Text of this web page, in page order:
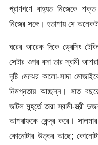
প্রাণপণে বাহ্যত নিজেকে
নিজের সঙ্গে। হতাশায় সে
ঘরের আরেক দিকে ড্রেসিং
সেটার ওপর বসা তার স্বামী
দৃষ্টি মেঝের কালো-সাদা
নিমগ্নতায় আচ্ছন্ন। সাত
জটিল মুহূর্তে তারা স্বামী-স্ত্রী
আশরাফকে কেন্দ্র করে।
কোনোটার উত্তর আছে; কোনোটা